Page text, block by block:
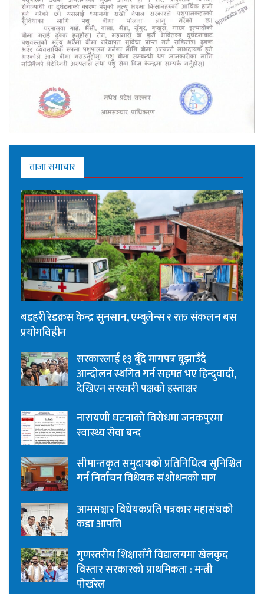
ताजा समाचार
बडहरी रेडक्रस केन्द्र सुनसान, एम्बुलेन्स र रक्त संकलन बस
प्रयोगविहीन
सरकारलाई १३ बुँदे मागपत्र बुझाउँदै
आन्दोलन स्थगित गर्न सहमत भए हिन्दुवादी,
देखिएन सरकारी पक्षको हस्ताक्षर
नारायणी घटनाको विरोधमा जनकपुरमा
स्वास्थ्य सेवा बन्द
सीमान्तकृत समुदायको प्रतिनिधित्व सुनिश्चित
गर्न निर्वाचन विधेयक संशोधनको माग
आमसञ्चार विधेयकप्रति पत्रकार महासंघको
कडा आपत्ति
गुणस्तरीय शिक्षासँगै विद्यालयमा खेलकुद
विस्तार सरकारको प्राथमिकता : मन्त्री
पोखरेल